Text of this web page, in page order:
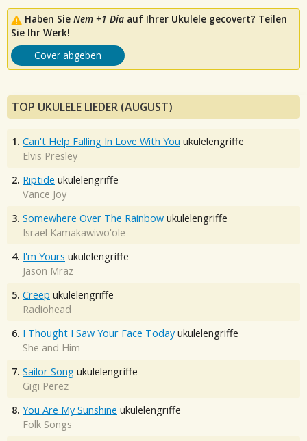
Haben Sie Nem +1 Dia auf Ihrer Ukulele gecovert? Teilen
Sie Ihr Werk!
Cover abgeben
TOP UKULELE LIEDER (AUGUST)
1. Can't Help Falling In Love With You ukulelengriffe
Elvis Presley
2. Riptide ukulelengriffe
Vance Joy
3. Somewhere Over The Rainbow ukulelengriffe
Israel Kamakawiwo'ole
4. I'm Yours ukulelengriffe
Jason Mraz
5. Creep ukulelengriffe
Radiohead
6. I Thought I Saw Your Face Today ukulelengriffe
She and Him
7. Sailor Song ukulelengriffe
Gigi Perez
8. You Are My Sunshine ukulelengriffe
Folk Songs